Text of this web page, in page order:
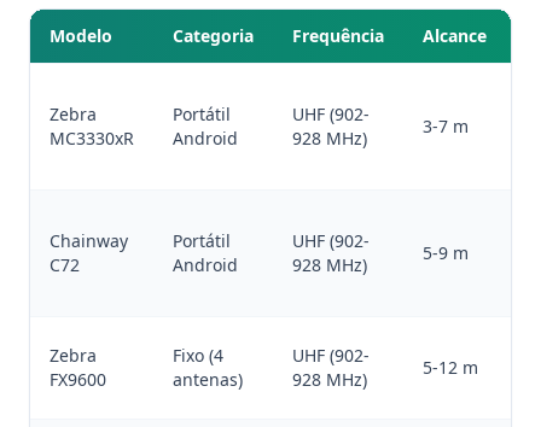
Modelo Categoria Frequência Alcance
Zebra
MC3330xR
Portátil
Android
UHF (902-
928 MHz)
3-7 m
Chainway
C72
Portátil
Android
UHF (902-
928 MHz)
5-9 m
Zebra
FX9600
Fixo (4
antenas)
UHF (902-
928 MHz)
5-12 m